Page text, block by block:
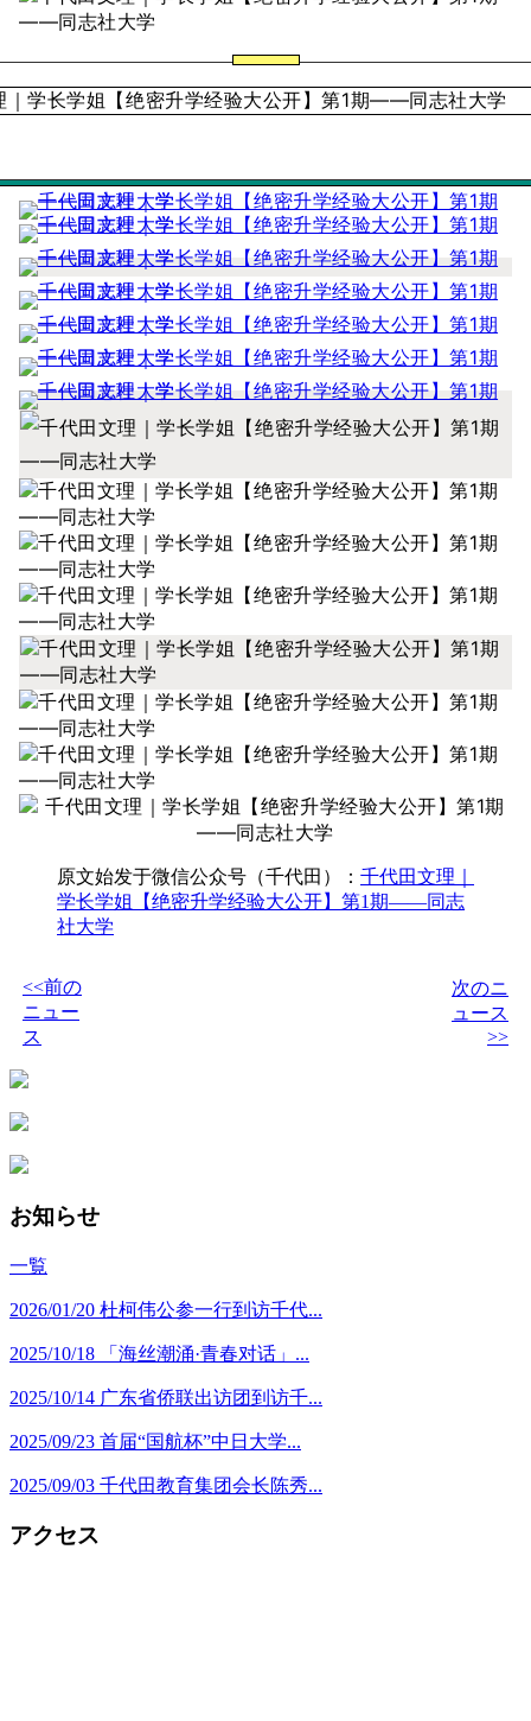
原文始发于微信公众号（千代田）： 千代田文理｜
学长学姐【绝密升学经验大公开】第1期——同志
社大学
<<前の
ニュー
ス
次のニ
ュース
>>
お知らせ
一覧
2026/01/20 杜柯伟公参一行到访千代...
2025/10/18 「海丝潮涌·青春对话」...
2025/10/14 广东省侨联出访团到访千...
2025/09/23 首届“国航杯”中日大学...
2025/09/03 千代田教育集团会长陈秀...
アクセス